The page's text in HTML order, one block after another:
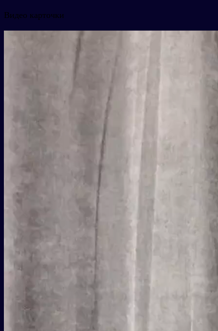
Видео карточки